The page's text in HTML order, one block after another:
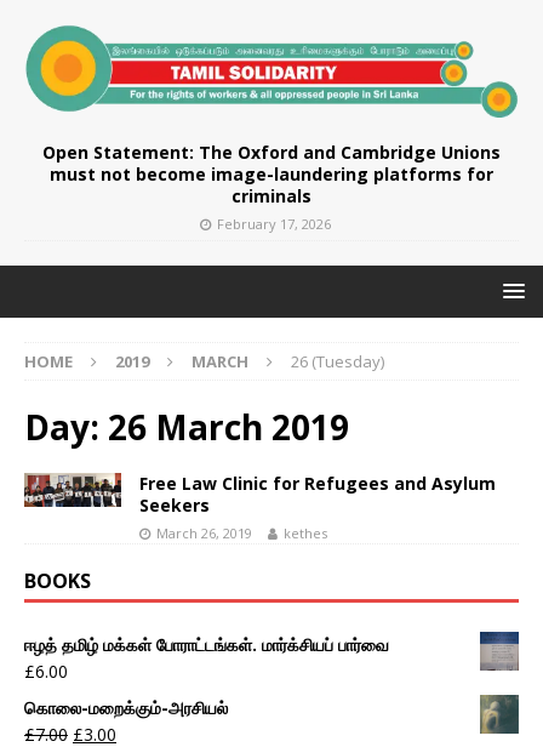
Open Statement: The Oxford and Cambridge Unions
must not become image-laundering platforms for
criminals
February 17, 2026
HOME 2019 MARCH 26 (Tuesday)
Day: 26 March 2019
Free Law Clinic for Refugees and Asylum
Seekers
March 26, 2019 kethes
BOOKS
ஈழத் தமிழ் மக்கள் போராட்டங்கள். மார்க்சியப் பார்வை
£6.00
கொலை-மறைக்கும்-அரசியல்
£7.00 £3.00